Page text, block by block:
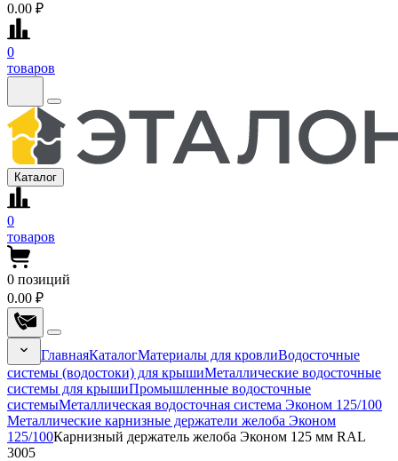
0.00 ₽
0
товаров
Каталог
0
товаров
0 позиций
0.00 ₽
ГлавнаяКаталогМатериалы для кровлиВодосточные
системы (водостоки) для крышиМеталлические водосточные
системы для крышиПромышленные водосточные
системыМеталлическая водосточная система Эконом 125/100
Металлические карнизные держатели желоба Эконом
125/100Карнизный держатель желоба Эконом 125 мм RAL
3005